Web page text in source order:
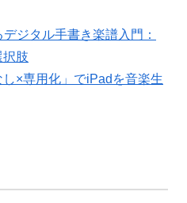
ジタル手書き楽譜入門：
肢
し×専用化」でiPadを音楽生